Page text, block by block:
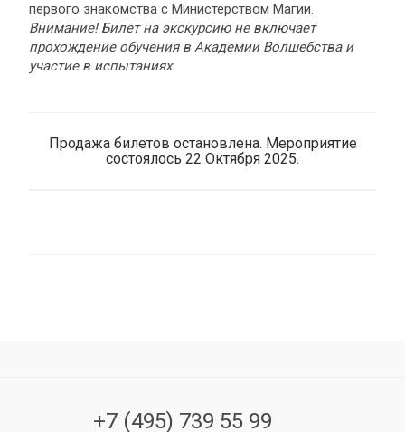
первого знакомства с Министерством Магии.
Внимание! Билет на экскурсию не включает
прохождение обучения в Академии Волшебства и
участие в испытаниях.
Продажа билетов остановлена. Мероприятие
состоялось 22 Октября 2025.
+7 (495) 739 55 99